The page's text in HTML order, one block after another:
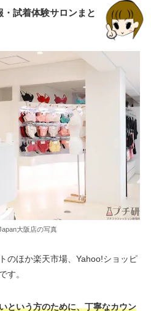
試着体験サロンまと
大阪店の写真
のほか楽天市場、Yahoo!ショッピ
す。
という方のために、丁寧なカウン